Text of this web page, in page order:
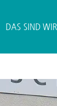
DAS SIND WIR